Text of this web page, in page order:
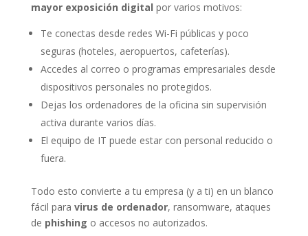
mayor exposición digital por varios motivos:
Te conectas desde redes Wi-Fi públicas y poco
seguras (hoteles, aeropuertos, cafeterías).
Accedes al correo o programas empresariales desde
dispositivos personales no protegidos.
Dejas los ordenadores de la oficina sin supervisión
activa durante varios días.
El equipo de IT puede estar con personal reducido o
fuera.
Todo esto convierte a tu empresa (y a ti) en un blanco
fácil para virus de ordenador, ransomware, ataques
de phishing o accesos no autorizados.